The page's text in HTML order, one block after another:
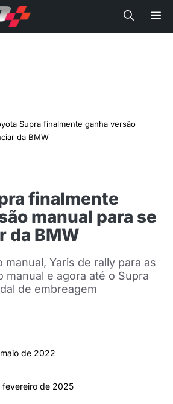
Supra finalmente ganha versão
da BMW
finalmente
manual para se
da BMW
manual, Yaris de rally para as
manual e agora até o Supra
de embreagem
de 2022
fevereiro de 2025